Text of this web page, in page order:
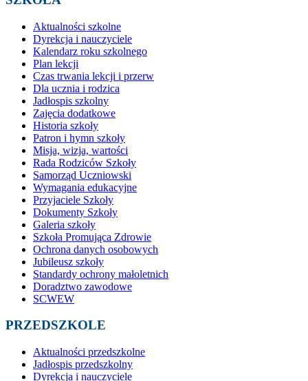
Aktualności szkolne
Dyrekcja i nauczyciele
Kalendarz roku szkolnego
Plan lekcji
Czas trwania lekcji i przerw
Dla ucznia i rodzica
Jadłospis szkolny
Zajęcia dodatkowe
Historia szkoły
Patron i hymn szkoły
Misja, wizja, wartości
Rada Rodziców Szkoły
Samorząd Uczniowski
Wymagania edukacyjne
Przyjaciele Szkoły
Dokumenty Szkoły
Galeria szkoły
Szkoła Promująca Zdrowie
Ochrona danych osobowych
Jubileusz szkoły
Standardy ochrony małoletnich
Doradztwo zawodowe
SCWEW
PRZEDSZKOLE
Aktualności przedszkolne
Jadłospis przedszkolny
Dyrekcja i nauczyciele